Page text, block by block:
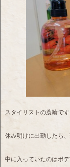
スタイリストの蓑輪で
休み明けに出勤したら
中に入っていたのはボ